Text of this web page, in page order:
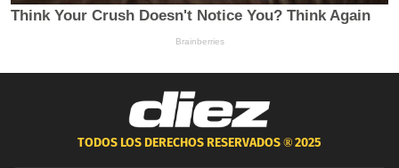
TODOS LOS DERECHOS RESERVADOS ®2025